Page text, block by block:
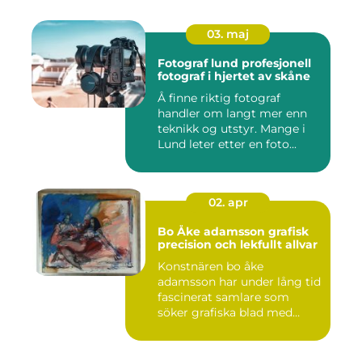
03. maj
Fotograf lund profesjonell
fotograf i hjertet av skåne
Å finne riktig fotograf
handler om langt mer enn
teknikk og utstyr. Mange i
Lund leter etter en foto...
02. apr
Bo Åke adamsson grafisk
precision och lekfullt allvar
Konstnären bo åke
adamsson har under lång tid
fascinerat samlare som
söker grafiska blad med